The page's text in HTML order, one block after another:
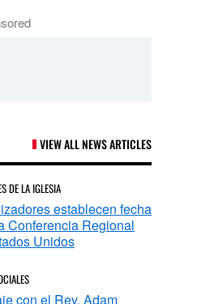
VIEW ALL NEWS ARTICLES
DE LA IGLESIA
establecen fecha
Conferencia Regional
Unidos
con el Rev. Adam